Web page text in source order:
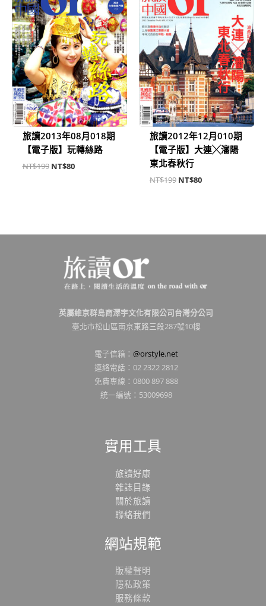
旅讀2013年08月018期
【電子版】玩轉絲路
NT$199
格：
NT$199。
NT$80
格：
NT$80。
旅讀2012年12月010期
【電子版】大連╳瀋陽
東北春秋行
NT$199
格：
NT$199。
NT$80
格：
NT$80。
英屬維京群島商澤宇文化有限公司台灣分公司
臺北市松山區南京東路三段287號10樓
電子信箱： @orstyle.net
連絡電話：02 2322 2812
免費專線：0800 897 888
統一編號：53009698
實用工具
旅讀好康
雜誌目錄
關於旅讀
聯絡我們
網站規範
版權聲明
隱私政策
服務條款